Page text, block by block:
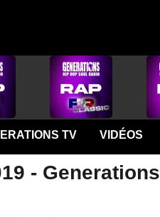
TV VIDÉOS
- Generations